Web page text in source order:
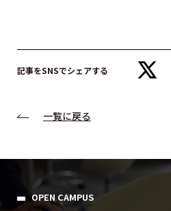
記事をSNSでシェアする
一覧に戻る
OPEN CAMPUS